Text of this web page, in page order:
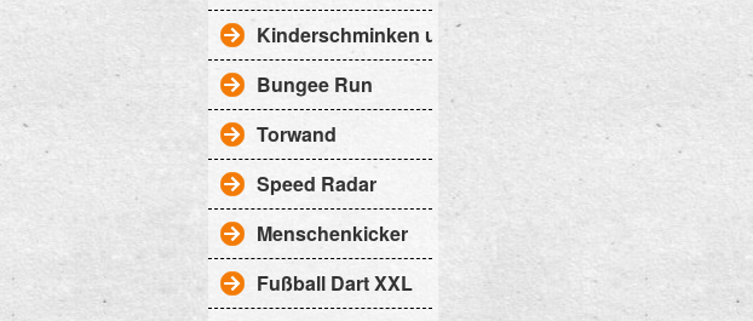
Kinderschminken uvm.
Bungee Run
Torwand
Speed Radar
Menschenkicker
Fußball Dart XXL